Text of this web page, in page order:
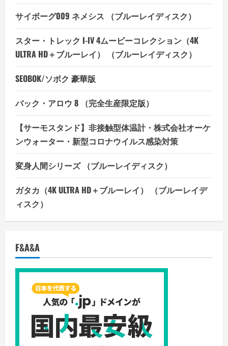
サイボーグ009 ネメシス （ブルーレイディスク）
スター・トレック I-IV 4ムービーコレクション（4K
ULTRA HD＋ブルーレイ） （ブルーレイディスク）
SEOBOK/ソボク 豪華版
バック・アロウ 8 （完全生産限定版）
【サーモスタンド】非接触型体温計・株式会社オーケ
ンウォーター・新型コロナウイルス感染対策
変身人間シリーズ （ブルーレイディスク）
ガタカ（4K ULTRA HD＋ブルーレイ） （ブルーレイデ
ィスク）
F&A&A